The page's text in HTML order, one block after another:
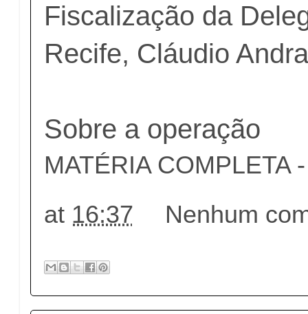
Fiscalização da
Recife, Cláudio
Sobre a operação
MATÉRIA COMPLETA
at 16:37 Nenhum